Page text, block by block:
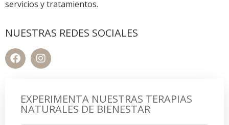
servicios y tratamientos.
NUESTRAS REDES SOCIALES
EXPERIMENTA NUESTRAS TERAPIAS
NATURALES DE BIENESTAR